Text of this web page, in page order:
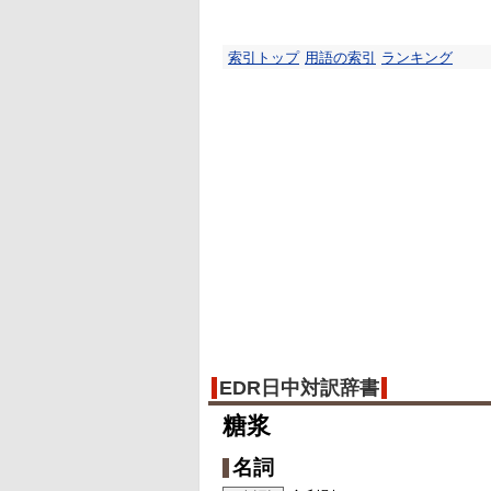
索引トップ 用語の索引 ランキング
EDR日中対訳辞書
糖浆
名詞